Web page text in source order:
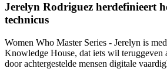
Jerelyn Rodriguez herdefinieert
technicus
Women Who Master Series - Jerelyn is
Knowledge House, dat iets wil teruggeven
door achtergestelde mensen digitale